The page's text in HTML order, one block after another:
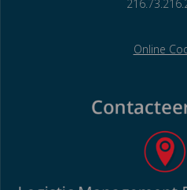
Online